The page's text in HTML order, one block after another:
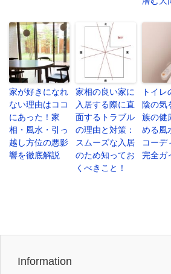
家が好きになれ
ない理由はココ
にあった！家
相・風水・引っ
越し方位の悪影
響を徹底解説
家相の良い家に
入居する際に直
面するトラブル
の理由と対策：
スムーズな入居
のため知ってお
くべきこと！
トイレ
陰の気
族の健
める風
コーデ
完全ガ
Information